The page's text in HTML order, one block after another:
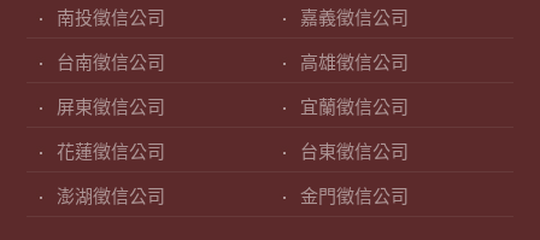
南投徵信公司 嘉義徵信公司
台南徵信公司 高雄徵信公司
屏東徵信公司 宜蘭徵信公司
花蓮徵信公司 台東徵信公司
澎湖徵信公司 金門徵信公司